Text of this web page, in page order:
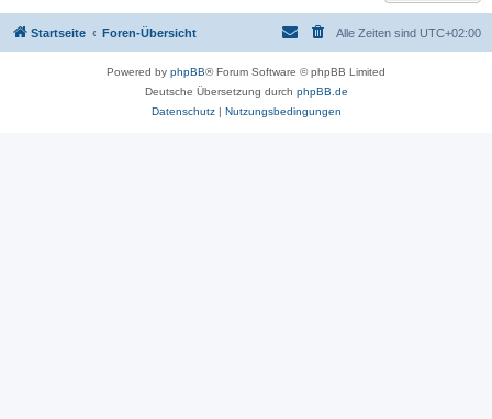
Startseite Foren-Übersicht Alle Zeiten sind UTC+02:00
Powered by phpBB® Forum Software © phpBB Limited
Deutsche Übersetzung durch phpBB.de
Datenschutz| Nutzungsbedingungen